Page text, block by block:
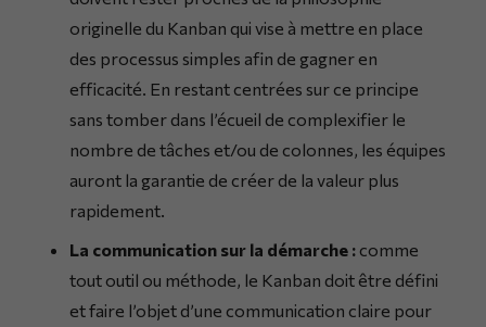
originelle du Kanban qui vise à mettre en place
des processus simples afin de gagner en
efficacité. En restant centrées sur ce principe
sans tomber dans l’écueil de complexifier le
nombre de tâches et/ou de colonnes, les équipes
auront la garantie de créer de la valeur plus
rapidement.
La communication sur la démarche : comme
tout outil ou méthode, le Kanban doit être défini
et faire l’objet d’une communication claire pour